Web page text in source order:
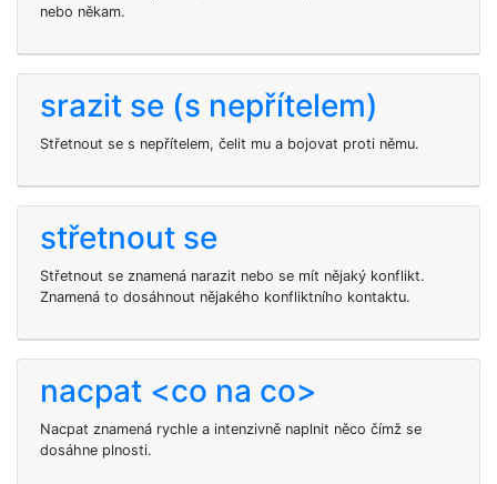
nebo někam.
srazit se (s nepřítelem)
Střetnout se s nepřítelem, čelit mu a bojovat proti němu.
střetnout se
Střetnout se znamená narazit nebo se mít nějaký konflikt.
Znamená to dosáhnout nějakého konfliktního kontaktu.
nacpat <co na co>
Nacpat znamená rychle a intenzivně naplnit něco čímž se
dosáhne plnosti.